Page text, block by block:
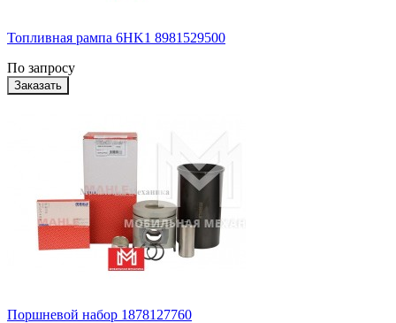
Топливная рампа 6HK1 8981529500
По запросу
Поршневой набор 1878127760